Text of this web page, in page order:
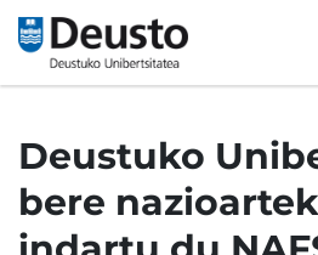
Deustuko
bere